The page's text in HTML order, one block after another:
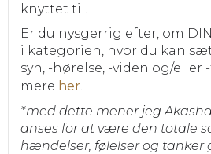
knyttet til.
Er du nysgerrig efter, om
i kategorien, hvor du kan
syn, -hørelse, -viden og/eller
mere her
*med dette mener jeg
anses for at være den totale
hændelser, følelser og tanker